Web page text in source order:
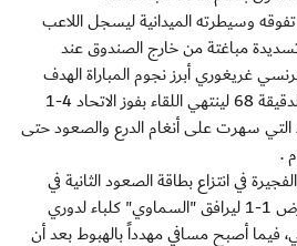
وسيطرته الميدانية ليسجل اللاعب
مباغتة من خارج الصندوق عند
الفرنسي غريغوري أبرز نجوم المباراة الهدف
الرابع والثاني له في اللقاء عند الدقيقة 68 لينتهي اللقاء بفوز الاتحاد 4-1
التي سهرت على أنغام الدرع والصعود حتى
.
في انتزاع بطاقة الصعود الثانية في
أعقاب تعادله مع أصحاب الأرض 1-1 ليرافق "السماوي" كلباء لدوري
فيما أصبح مسافي مهدداً بالهبوط بعد أن